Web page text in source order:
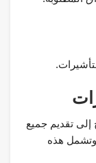
إلى تقديم جميع
وتشمل هذه